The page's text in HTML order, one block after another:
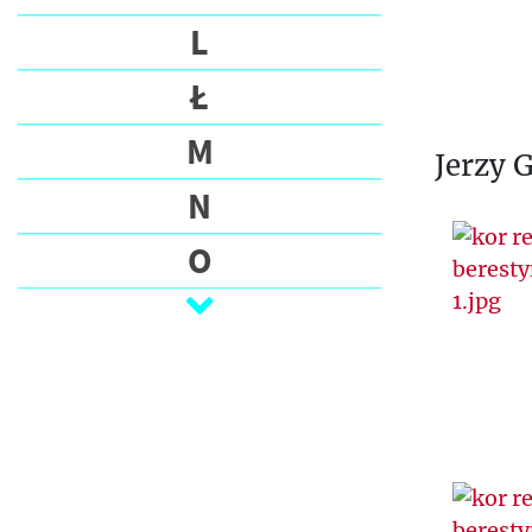
L
Ł
M
N
O
P
Jerzy